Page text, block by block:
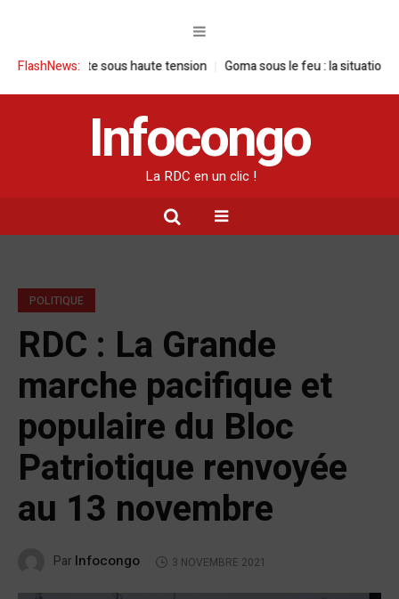
FlashNews:
visite sous haute tension Goma sous le feu : la situation
Infocongo
La RDC en un clic !
POLITIQUE
RDC : La Grande
marche pacifique et
populaire du Bloc
Patriotique renvoyée
au 13 novembre
Par Infocongo 3 NOVEMBRE 2021